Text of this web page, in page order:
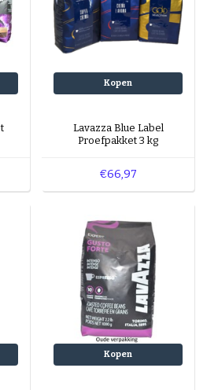
Kopen
Lavazza Blue Label
Proefpakket 3 kg
€66,97
Kopen